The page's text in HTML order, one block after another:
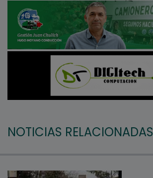
NOTICIAS RELACIONADAS